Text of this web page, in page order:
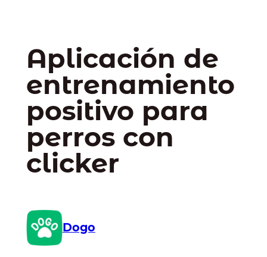
Aplicación de
entrenamiento
positivo para
perros con
clicker
Dogo